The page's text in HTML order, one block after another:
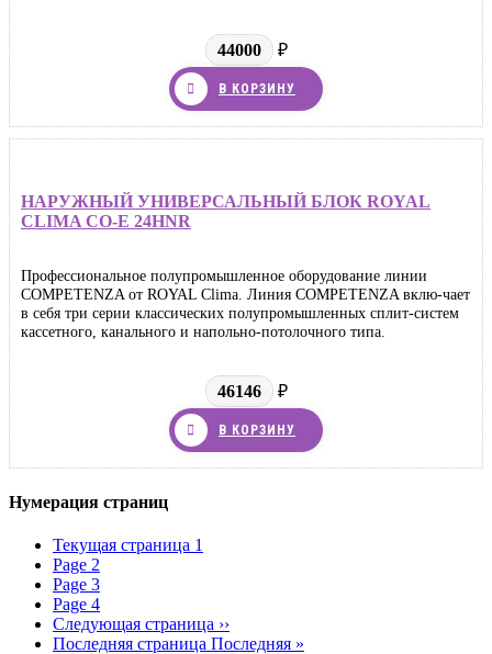
44000 ₽
В КОРЗИНУ
НАРУЖНЫЙ УНИВЕРСАЛЬНЫЙ БЛОК ROYAL
CLIMA CO-E 24HNR
Профессиональное полупромышленное оборудование линии
COMPETENZA от ROYAL Clima. Линия COMPETENZA вклю-чает
в себя три серии классических полупромышленных сплит-систем
кассетного, канального и напольно-потолочного типа.
46146 ₽
В КОРЗИНУ
Нумерация страниц
Текущая страница 1
Page 2
Page 3
Page 4
Следующая страница ››
Последняя страница Последняя »